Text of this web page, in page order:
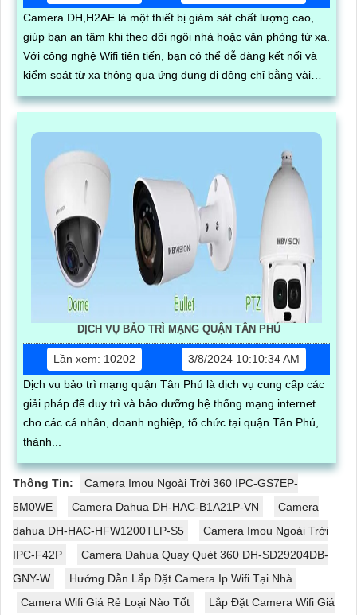
Camera DH,H2AE là một thiết bị giám sát chất lượng cao,
giúp bạn an tâm khi theo dõi ngôi nhà hoặc văn phòng từ xa.
Với công nghệ Wifi tiên tiến, bạn có thể dễ dàng kết nối và
kiểm soát từ xa thông qua ứng dụng di động chỉ bằng vài
thao tác đơn giản
DỊCH VỤ BẢO TRÌ MẠNG QUẬN TÂN PHÚ
Lần xem: 10202
3/8/2024 10:10:34 AM
Dịch vụ bảo trì mạng quận Tân Phú là dịch vụ cung cấp các
giải pháp để duy trì và bảo dưỡng hệ thống mạng internet
cho các cá nhân, doanh nghiệp, tổ chức tại quận Tân Phú,
thành...
Thông Tin:
Camera Imou Ngoài Trời 360 IPC-GS7EP-
5M0WE
Camera Dahua DH-HAC-B1A21P-VN
Camera
dahua DH-HAC-HFW1200TLP-S5
Camera Imou Ngoài Trời
IPC-F42P
Camera Dahua Quay Quét 360 DH-SD29204DB-
GNY-W
Hướng Dẫn Lắp Đặt Camera Ip Wifi Tại Nhà
Camera Wifi Giá Rẻ Loại Nào Tốt
Lắp Đặt Camera Wifi Giá